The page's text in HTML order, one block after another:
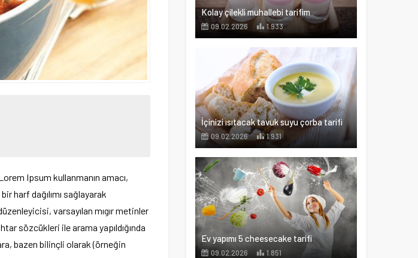
Ipsum kullanmanın amacı,
harf dağılımı sağlayarak
varsayılan mıgır metinler
sözcükleri ile arama yapıldığında
bazen bilinçli olarak (örneğin
Kolay çilekli muhallebi tarifim
09.02.2026 1.933
İçinizi ısıtacak tavuk suyu çorba tarifi
09.02.2026 1.931
Ev yapımı 5 cheesecake tarifi
09.02.2026 1.851